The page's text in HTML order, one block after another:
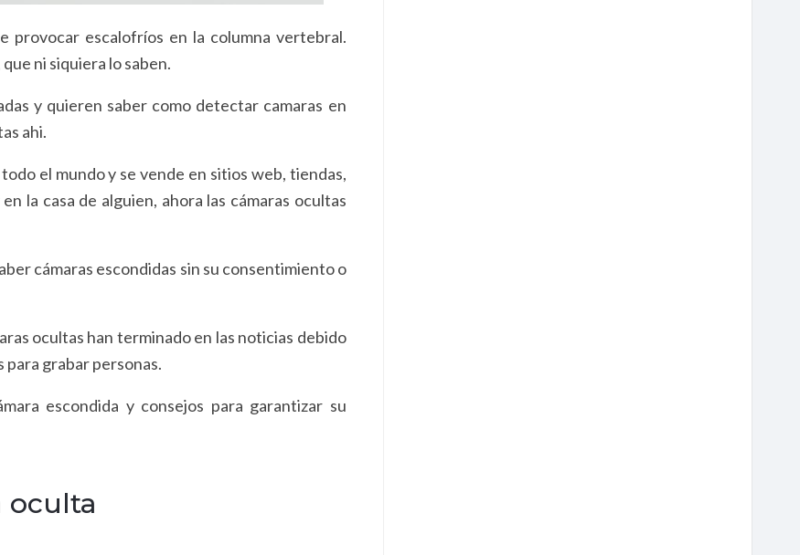
provocar escalofríos en la columna vertebral.
ni siquiera lo saben.
y quieren saber como detectar camaras en
ahi.
el mundo y se vende en sitios web, tiendas,
la casa de alguien, ahora las cámaras ocultas
cámaras escondidas sin su consentimiento o
ocultas han terminado en las noticias debido
para grabar personas.
escondida y consejos para garantizar su
oculta